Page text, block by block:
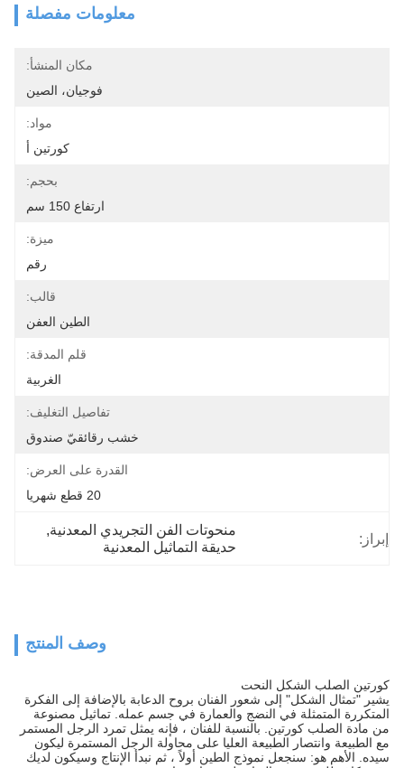
معلومات مفصلة
مكان المنشأ:
فوجيان، الصين
مواد:
كورتين أ
بحجم:
ارتفاع 150 سم
ميزة:
رقم
قالب:
الطين العفن
قلم المدقة:
الغربية
تفاصيل التغليف:
خشب رقائقيّ صندوق
القدرة على العرض:
20 قطع شهريا
إبراز:
منحوتات الفن التجريدي المعدنية,
حديقة التماثيل المعدنية
وصف المنتج
كورتين الصلب الشكل النحت
يشير "تمثال الشكل" إلى شعور الفنان بروح الدعابة بالإضافة إلى الفكرة
المتكررة المتمثلة في النضج والعمارة في جسم عمله. تماثيل مصنوعة
من مادة الصلب كورتين. بالنسبة للفنان ، فإنه يمثل تمرد الرجل المستمر
مع الطبيعة وانتصار الطبيعة العليا على محاولة الرجل المستمرة ليكون
سيده. الأهم هو: سنجعل نموذج الطين أولاً ، ثم نبدأ الإنتاج وسيكون لديك